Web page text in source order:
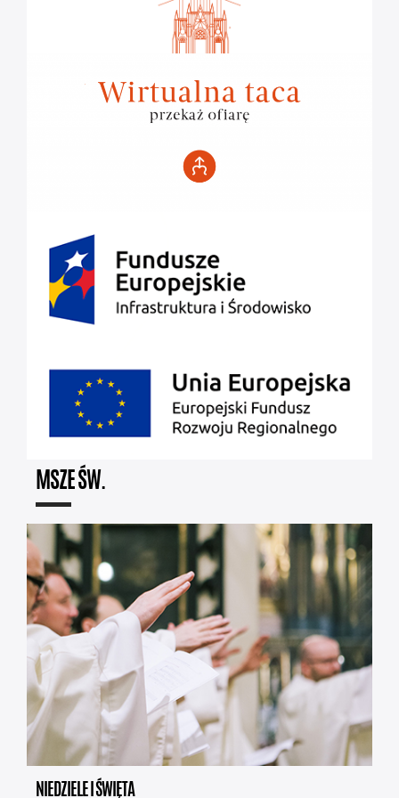
MSZE ŚW.
NIEDZIELE I ŚWIĘTA